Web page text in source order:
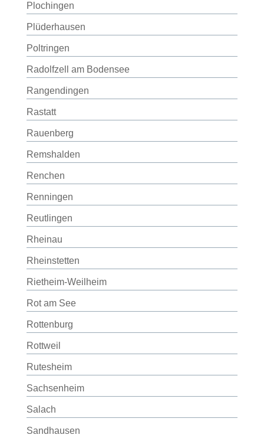
Plochingen
Plüderhausen
Poltringen
Radolfzell am Bodensee
Rangendingen
Rastatt
Rauenberg
Remshalden
Renchen
Renningen
Reutlingen
Rheinau
Rheinstetten
Rietheim-Weilheim
Rot am See
Rottenburg
Rottweil
Rutesheim
Sachsenheim
Salach
Sandhausen